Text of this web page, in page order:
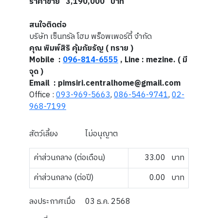
สนใจติดต่อ
บริษัท เซ็นทรัล โฮม พร็อพเพอร์ตี้ จำกัด
คุณ พิมพ์สิริ คุ้มภัยรัญ ( ทราย )
Mobile :096-814-6555, Line : mezine. ( มี
จุด )
Email : pimsiri.centralhome@gmail.com
Office :093-969-5663,086-546-9741,02-
968-7199
สัตว์เลี้ยง
ไม่อนุญาต
ค่าส่วนกลาง (ต่อเดือน)
33.00 บาท
ค่าส่วนกลาง (ต่อปี)
0.00 บาท
ลงประกาศเมื่อ
03 ธ.ค. 2568